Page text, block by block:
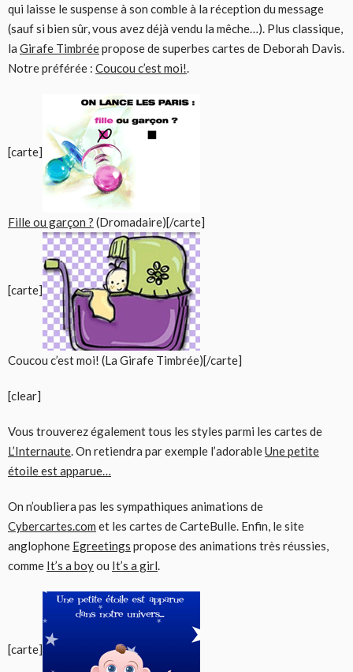
qui laisse le suspense à son comble à la réception du message
(sauf si bien sûr, vous avez déjà vendu la mêche…). Plus classique,
la Girafe Timbréepropose de superbes cartes de Deborah Davis.
Notre préférée : Coucou c’est moi!.
[carte]
Fille ou garçon ? (Dromadaire)[/carte]
[carte]
Coucou c’est moi! (La Girafe Timbrée)[/carte]
[clear]
Vous trouverez également tous les styles parmi les cartes de
L’Internaute. On retiendra par exemple l’adorableUne petite
étoile est apparue…
On n’oubliera pas les sympathiques animations de
Cybercartes.com et les cartes de CarteBulle. Enfin, le site
anglophone Egreetings propose des animations très réussies,
comme It’s a boyou It’s a girl.
[carte]